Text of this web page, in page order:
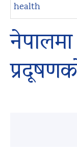
health